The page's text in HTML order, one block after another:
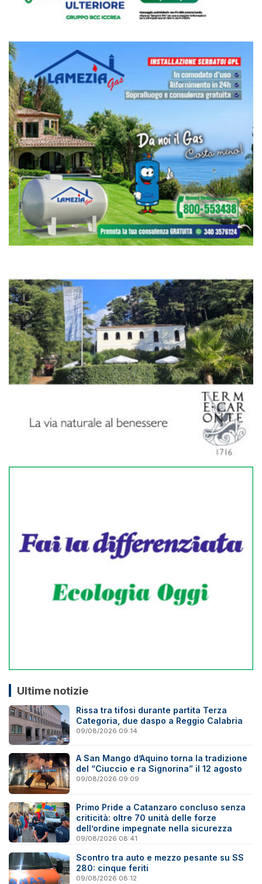
Ultime notizie
Rissa tra tifosi durante partita Terza
Categoria, due daspo a Reggio Calabria
09/08/2026 09:14
A San Mango d’Aquino torna la tradizione
del “Ciuccio e ra Signorina” il 12 agosto
09/08/2026 09:09
Primo Pride a Catanzaro concluso senza
criticità: oltre 70 unità delle forze
dell’ordine impegnate nella sicurezza
09/08/2026 08:41
Scontro tra auto e mezzo pesante su SS
280: cinque feriti
09/08/2026 08:12